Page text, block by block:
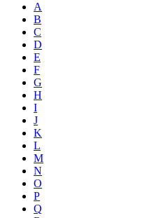
A
B
C
D
E
F
G
H
I
J
K
L
M
N
O
P
Q